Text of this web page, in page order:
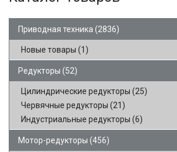
Приводная техника (2836)
Новые товары (1)
Редукторы (52)
Цилиндрические редукторы (25)
Червячные редукторы (21)
Индустриальные редукторы (6)
Мотор-редукторы (456)